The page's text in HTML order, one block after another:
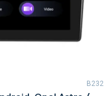
B232